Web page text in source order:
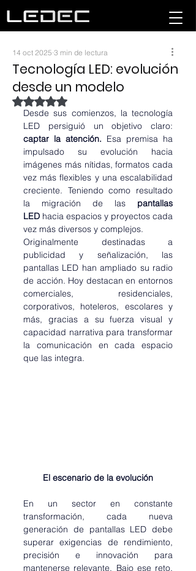
Tecnología LED: evolución
desde un modelo
14 oct 2025 3 min de lectura
Obtuvo NaN de 5 estrellas.
Desde sus comienzos, la tecnología
captar la atención. Esa premisa ha
impulsado su evolución hacia
imágenes más nítidas, formatos cada
vez más flexibles y una escalabilidad
creciente. Teniendo como resultado
la migración de las pantallas
LED hacia espacios y proyectos cada
vez más diversos y complejos.
Originalmente destinadas a
publicidad y señalización, las
pantallas LED han ampliado su radio
de acción. Hoy destacan en entornos
comerciales, residenciales,
corporativos, hoteleros, escolares y
más, gracias a su fuerza visual y
capacidad narrativa para transformar
la comunicación en cada espacio
que las integra.
El escenario de la evolución
En un sector en constante
transformación, cada nueva
generación de pantallas LED debe
superar exigencias de rendimiento,
precisión e innovación para
mantenerse relevante. Bajo ese reto,